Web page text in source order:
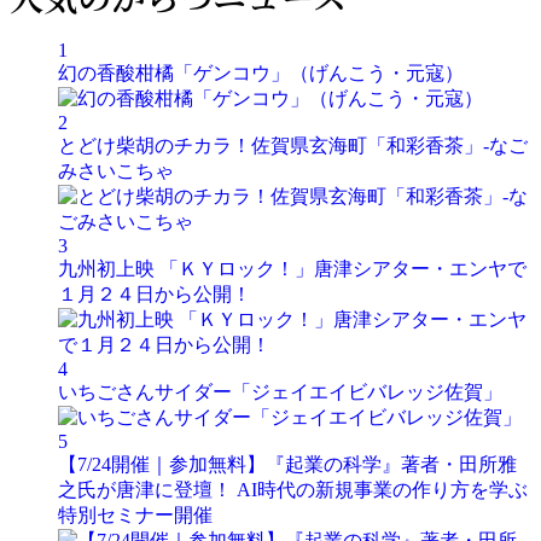
1
幻の香酸柑橘「ゲンコウ」（げんこう・元寇）
2
とどけ柴胡のチカラ！佐賀県玄海町「和彩香茶」-なご
みさいこちゃ
3
九州初上映 「ＫＹロック！」唐津シアター・エンヤで
１月２４日から公開！
4
いちごさんサイダー「ジェイエイビバレッジ佐賀」
5
【7/24開催｜参加無料】『起業の科学』著者・田所雅
之氏が唐津に登壇！ AI時代の新規事業の作り方を学ぶ
特別セミナー開催